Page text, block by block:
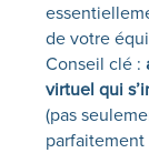
de votre
Conseil clé :
virtuel qui
(pas